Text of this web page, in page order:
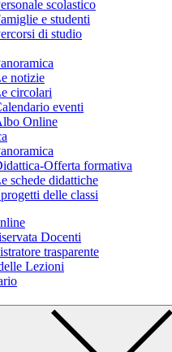
scolastico
e studenti
di studio
notizie
circolari
eventi
Online
Offerta formativa
schede didattiche
delle classi
Docenti
trasparente
Lezioni